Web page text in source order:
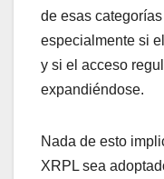
de esas
especialmente si
y si el acceso
expandiéndose.
Nada de esto
XRPL sea